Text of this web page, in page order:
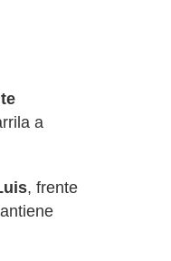
a
, frente